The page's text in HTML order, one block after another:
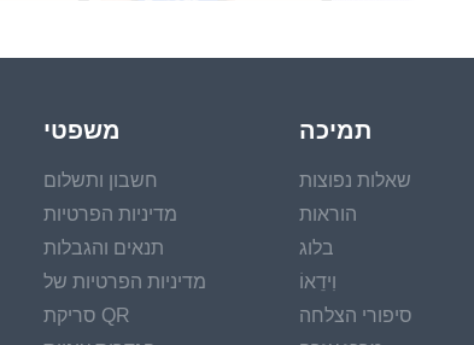
משפטי
חשבון ותשלום
מדיניות הפרטיות
תנאים והגבלות
מדיניות הפרטיות של
סריקת QR
תמיכה
שאלות נפוצות
הוראות
בלוג
וִידֵאוֹ
סיפורי הצלחה